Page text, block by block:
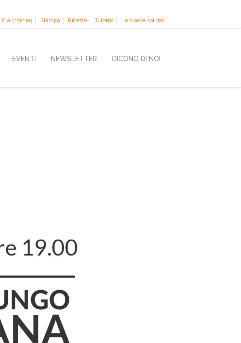
Franchising Stampa Ricette Tutorial Le spese solidali
EVENTI NEWSLETTER DICONO DI NOI